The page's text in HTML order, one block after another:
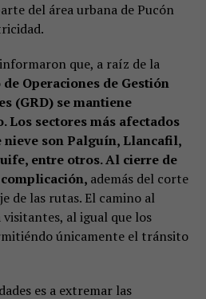
del área urbana de Pucón
que, a raíz de la
Operaciones de Gestión
(GRD) se mantiene
Los sectores más afectados
son Palguín, Llancafil,
entre otros. Al cierre de
además del corte
de las rutas. El camino al
al igual que los
únicamente el tránsito
es a extremar las